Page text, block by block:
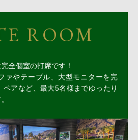
ROOM
全個室の打席です！
ァやテーブル、大型モニターを完
ペアなど、最大5名様までゆったり